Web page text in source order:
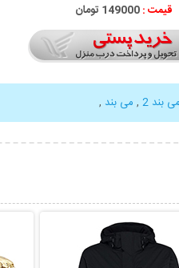
قیمت :149000 تومان
می بند 2 , می بند ,